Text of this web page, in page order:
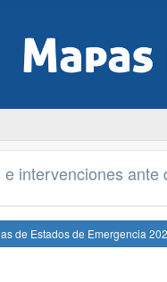
intervenciones ante
de Estados de Emergencia